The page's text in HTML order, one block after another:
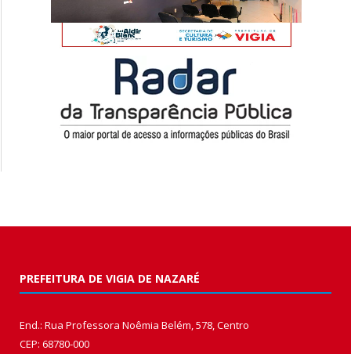
PREFEITURA DE VIGIA DE NAZARÉ
End.: Rua Professora Noêmia Belém, 578, Centro
CEP: 68780-000